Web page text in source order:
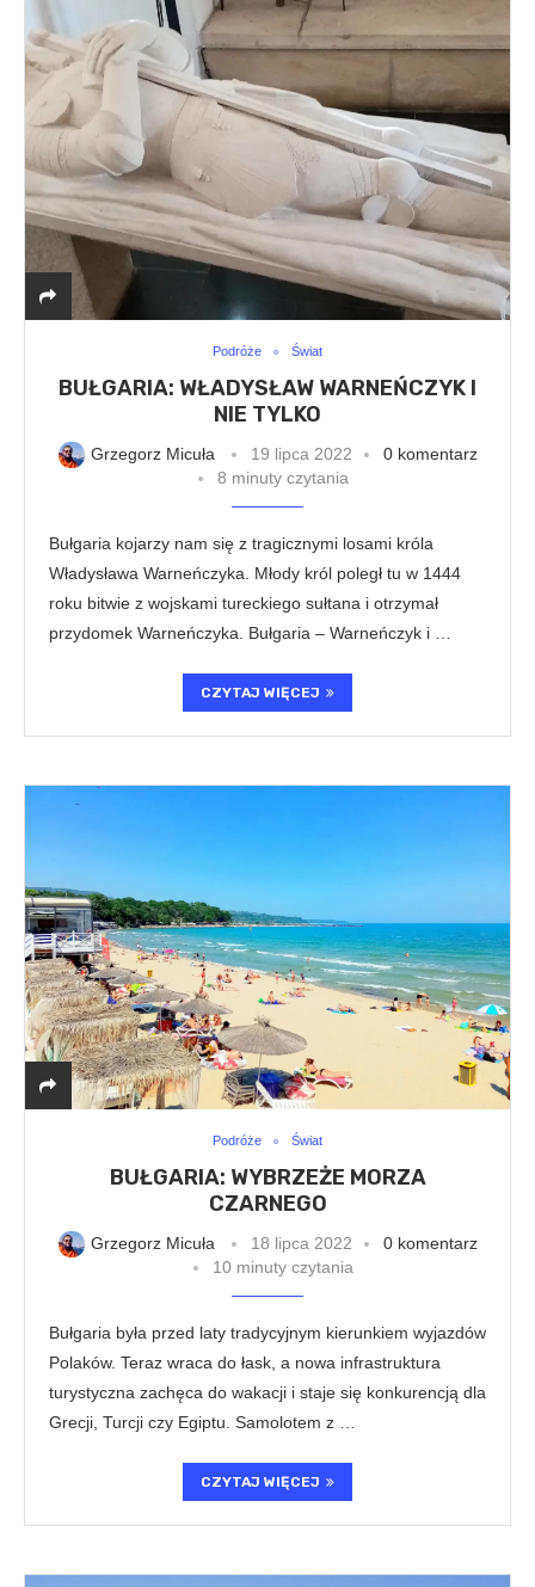
Podróże Świat
BUŁGARIA: WŁADYSŁAW WARNEŃCZYK I
NIE TYLKO
Grzegorz Micuła 19 lipca 2022
0 komentarz
8 minuty czytania
Bułgaria kojarzy nam się z tragicznymi losami króla
Władysława Warneńczyka. Młody król poległ tu w 1444
roku bitwie z wojskami tureckiego sułtana i otrzymał
przydomek Warneńczyka. Bułgaria – Warneńczyk i …
CZYTAJ WIĘCEJ
Podróże Świat
BUŁGARIA: WYBRZEŻE MORZA
CZARNEGO
Grzegorz Micuła 18 lipca 2022
0 komentarz
10 minuty czytania
Bułgaria była przed laty tradycyjnym kierunkiem wyjazdów
Polaków. Teraz wraca do łask, a nowa infrastruktura
turystyczna zachęca do wakacji i staje się konkurencją dla
Grecji, Turcji czy Egiptu. Samolotem z …
CZYTAJ WIĘCEJ